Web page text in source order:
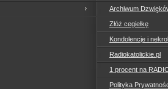
Archiwum
Złóż cegiełkę
Kondolencje i
Radiokatolickie.pl
1 procent na
Polityka